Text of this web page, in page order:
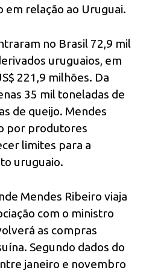
em relação ao Uruguai.
no Brasil 72,9 mil
uruguaios, em
221,9 milhões. Da
35 mil toneladas de
de queijo. Mendes
por produtores
limites para a
uruguaio.
Mendes Ribeiro viaja
com o ministro
as compras
Segundo dados do
janeiro e novembro